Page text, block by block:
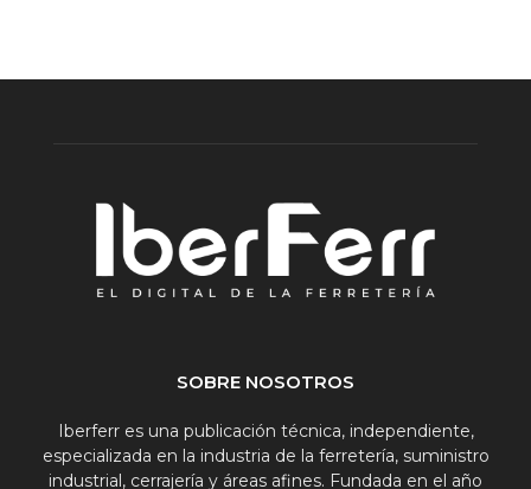
SOBRE NOSOTROS
Iberferr es una publicación técnica, independiente,
especializada en la industria de la ferretería, suministro
industrial, cerrajería y áreas afines. Fundada en el año